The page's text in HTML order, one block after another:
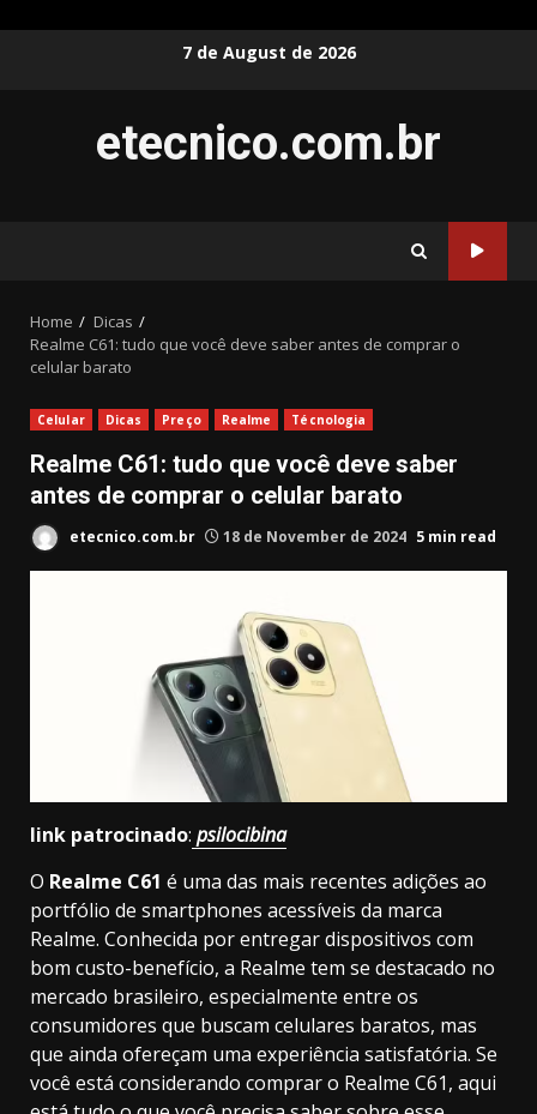
7 de August de 2026
etecnico.com.br
Home
Dicas
Realme C61: tudo que você deve saber antes de comprar o
celular barato
Celular Dicas Preço Realme Técnologia
Realme C61: tudo que você deve saber
antes de comprar o celular barato
etecnico.com.br 18 de November de 2024 5 min read
link patrocinado: psilocibina
O Realme C61 é uma das mais recentes adições ao
portfólio de smartphones acessíveis da marca
Realme. Conhecida por entregar dispositivos com
bom custo-benefício, a Realme tem se destacado no
mercado brasileiro, especialmente entre os
consumidores que buscam celulares baratos, mas
que ainda ofereçam uma experiência satisfatória. Se
você está considerando comprar o Realme C61, aqui